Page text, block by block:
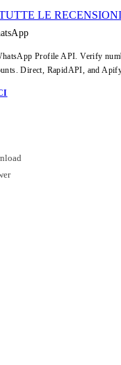
LE RECENSIONI
Profile API. Verify
Direct, RapidAPI, and